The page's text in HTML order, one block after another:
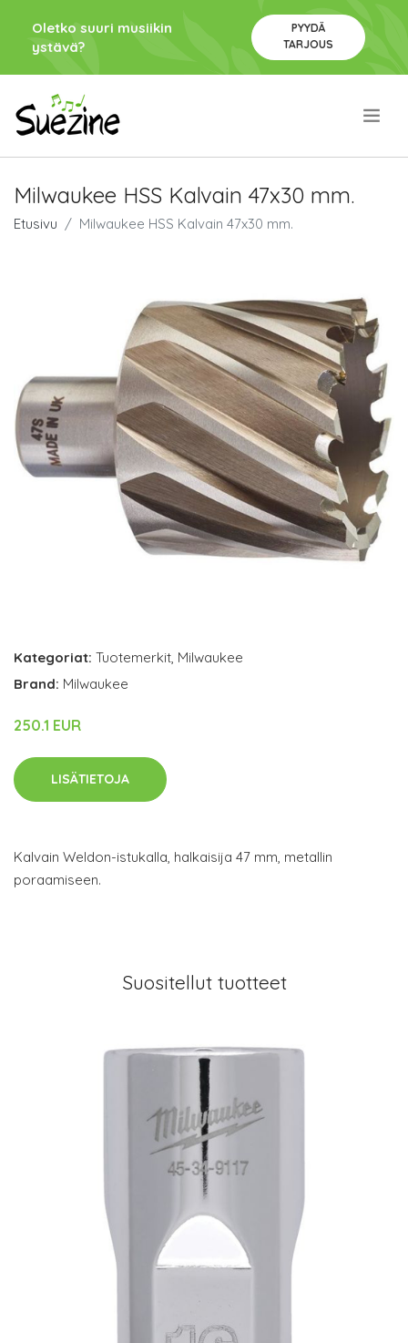
Oletko suuri musiikin
ystävä?
PYYDÄ
TARJOUS
Milwaukee HSS Kalvain 47x30 mm.
Etusivu Milwaukee HSS Kalvain 47x30 mm.
Kategoriat: Tuotemerkit, Milwaukee
Brand: Milwaukee
250.1 EUR
LISÄTIETOJA
Kalvain Weldon-istukalla, halkaisija 47 mm, metallin
poraamiseen.
Suositellut tuotteet